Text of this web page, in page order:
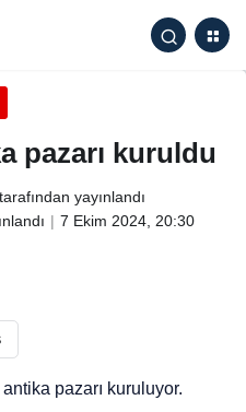
pazarı kuruldu
tarafından yayınlandı
7 Ekim 2024, 20:30
pazarı kuruluyor.